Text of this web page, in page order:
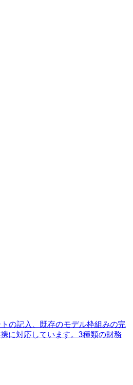
の記入、既存のモデル枠組みの完
に対応しています。3種類の財務